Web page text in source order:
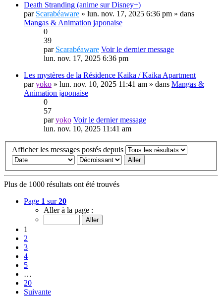
Death Stranding (anime sur Disney+)
par Scarabéaware » lun. nov. 17, 2025 6:36 pm » dans
Mangas & Animation japonaise
0
39
par Scarabéaware Voir le dernier message
lun. nov. 17, 2025 6:36 pm
Les mystères de la Résidence Kaika / Kaika Apartment
paryoko » lun. nov. 10, 2025 11:41 am » dans Mangas &
Animation japonaise
0
57
paryoko Voir le dernier message
lun. nov. 10, 2025 11:41 am
Afficher les messages postés depuis
Plus de 1000 résultats ont été trouvés
Page 1 sur20
Aller à la page :
1
2
3
4
5
…
20
Suivante